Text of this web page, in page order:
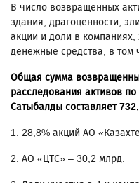
В число возвращенных
здания, драгоценности,
акции и доли в
денежные средства, в том
Общая сумма
расследования активов
Сатыбалды составляет
1. 28,8% акций АО
2. АО «ЦТС» – 30,2 млрд.